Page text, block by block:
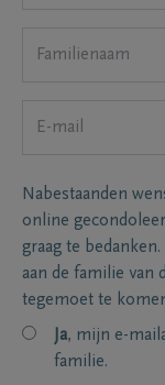
Nabestaanden
online
graag te
aan de familie van
tegemoet te
Ja, mijn e-
familie.